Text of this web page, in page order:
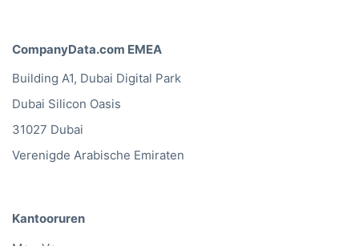
CompanyData.com EMEA
Building A1, Dubai Digital Park
Dubai Silicon Oasis
31027 Dubai
Verenigde Arabische Emiraten
Kantooruren